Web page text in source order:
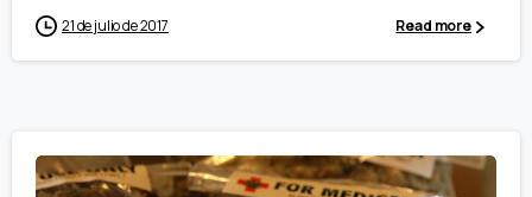
21 de julio de 2017 Read more